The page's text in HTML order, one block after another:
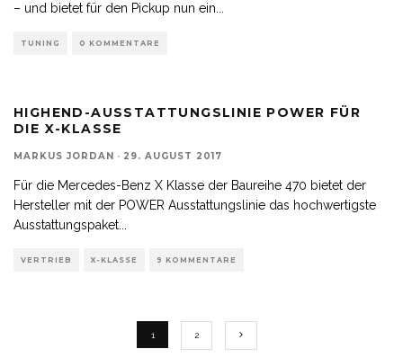
– und bietet für den Pickup nun ein...
TUNING 0 KOMMENTARE
HIGHEND-AUSSTATTUNGSLINIE POWER FÜR
DIE X-KLASSE
MARKUS JORDAN · 29. AUGUST 2017
Für die Mercedes-Benz X Klasse der Baureihe 470 bietet der
Hersteller mit der POWER Ausstattungslinie das hochwertigste
Ausstattungspaket...
VERTRIEB X-KLASSE 9 KOMMENTARE
1 2